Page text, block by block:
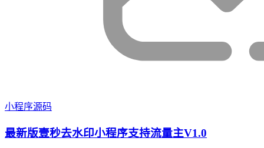
小程序源码
最新版壹秒去水印小程序支持流量主V1.0